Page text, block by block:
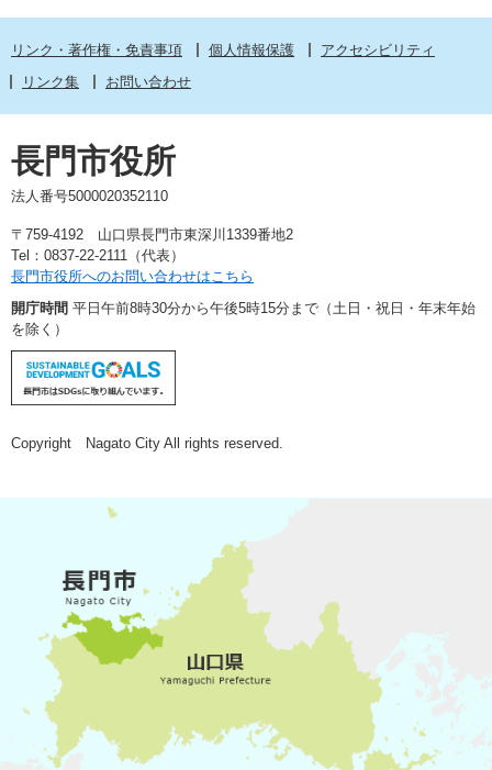
リンク・著作権・免責事項 個人情報保護
アクセシビリティ
リンク集
お問い合わせ
長門市役所
法人番号5000020352110
〒759-4192 山口県長門市東深川1339番地2
Tel：0837-22-2111（代表）
長門市役所へのお問い合わせはこちら
開庁時間 平日午前8時30分から午後5時15分まで（土日・祝日・年末年始
を除く）
Copyright Nagato City All rights reserved.